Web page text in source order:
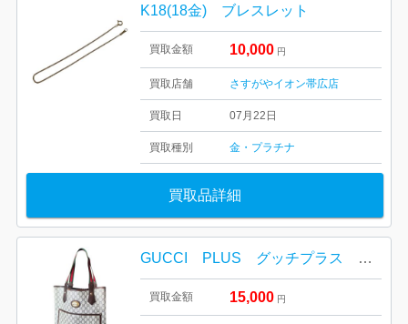
K18(18金) ブレスレット
買取金額 10,000 円
買取店舗 さすがやイオン帯広店
買取日 07月22日
買取種別 金・プラチナ
買取品詳細
GUCCI PLUS グッチプラス トートバッグ GG柄
買取金額 15,000 円